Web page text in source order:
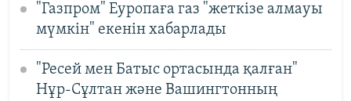
"Газпром" Еуропаға газ "жеткізе алмауы
мүмкін" екенін хабарлады
"Ресей мен Батыс ортасында қалған"
Нұр-Сұлтан және Вашингтонның